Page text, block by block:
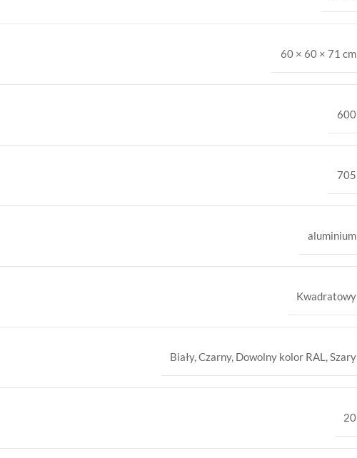
60 × 60 × 71 cm
600
705
aluminium
Kwadratowy
Biały,Czarny, Dowolny kolor RAL,Szary
20